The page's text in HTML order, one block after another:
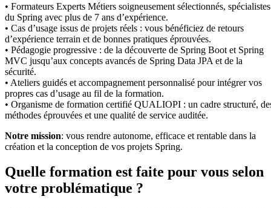
• Formateurs Experts Métiers soigneusement sélectionnés, spécialistes
du Spring avec plus de 7 ans d’expérience.
• Cas d’usage issus de projets réels : vous bénéficiez de retours
d’expérience terrain et de bonnes pratiques éprouvées.
• Pédagogie progressive : de la découverte de Spring Boot et Spring
MVC jusqu’aux concepts avancés de Spring Data JPA et de la
sécurité.
• Ateliers guidés et accompagnement personnalisé pour intégrer vos
propres cas d’usage au fil de la formation.
• Organisme de formation certifié QUALIOPI : un cadre structuré,
méthodes éprouvées et une qualité de service auditée.
Notre mission: vous rendre autonome, efficace et rentable dans la
création et la conception de vos projets Spring.
Quelle formation est faite pour vous selon
votre problématique ?